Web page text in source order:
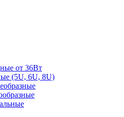
от 36Вт
(5U, 6U, 8U)